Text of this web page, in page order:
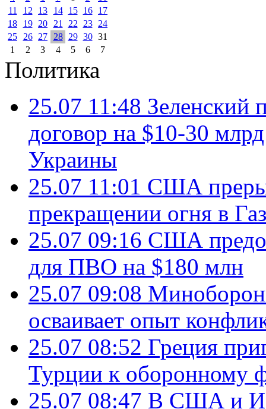
11
12 13 14 15 16
17
18
19 20 21 22 23
24
25
26 27 28 29 30 31
1
2 3 4 5 6 7
Политика
25.07 11:48 Зеленский
договор на $10-30
Украины
25.07 11:01 США
прекращении огня в
25.07 09:16 США
для ПВО на $180 млн
25.07 09:08
осваивает опыт
25.07 08:52 Греция
Турции к оборонному
25.07 08:47 В США и